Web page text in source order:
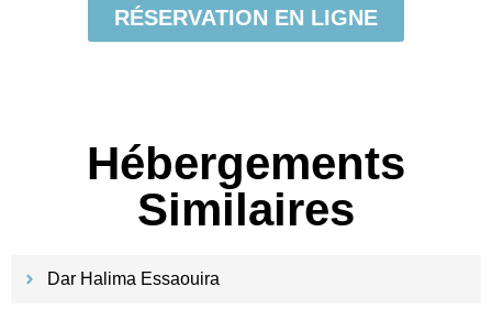
RÉSERVATION EN LIGNE
Hébergements
Similaires
Dar Halima Essaouira